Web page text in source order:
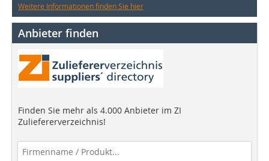
Weitere Informationen finden Sie hier
Anbieter finden
Finden Sie mehr als 4.000 Anbieter im ZI
Zuliefererverzeichnis!